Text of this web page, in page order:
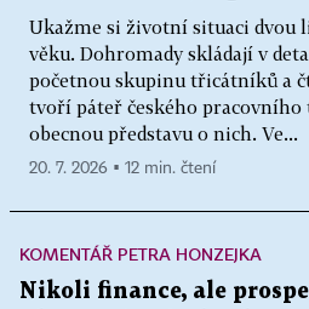
Ukažme si životní situaci dvou
věku. Dohromady skládají v
početnou skupinu třicátníků a
tvoří páteř českého pracovního
obecnou představu o nich. Ve...
20. 7. 2026 ▪ 12 min. čtení
KOMENTÁŘ PETRA HONZEJKA
Nikoli finance, ale